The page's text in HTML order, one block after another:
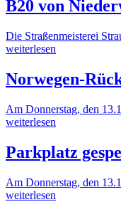
B20 von
Die Straßenmeisterei
weiterlesen
Norwegen-
Am Donnerstag, den
weiterlesen
Parkplatz
Am Donnerstag, den
weiterlesen